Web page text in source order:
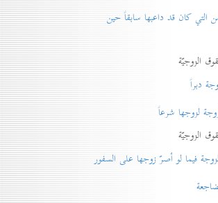
كان قد داعبها سابقاً حين
الزوجيّة
دبراً
لزوجها شرعاً
الزوجيّة
لو أصرّ زوجها على السفور